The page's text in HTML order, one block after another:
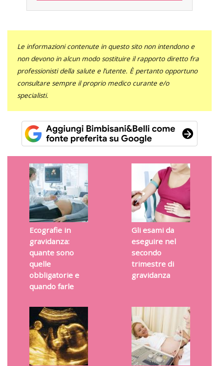
Le informazioni contenute in questo sito non intendono e
non devono in alcun modo sostituire il rapporto diretto fra
professionisti della salute e l’utente. È pertanto opportuno
consultare sempre il proprio medico curante e/o
specialisti.
Ecografie in
gravidanza:
quante sono
quelle
obbligatorie e
quando farle
Gli esami da
eseguire nel
secondo
trimestre di
gravidanza